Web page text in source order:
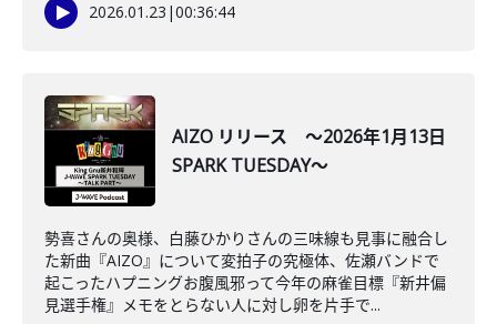
2026.01.23 |00:36:44
AIZO リリース ～2026年1月13日
SPARK TUESDAY～
勢喜さんの奥様、白藤ひかりさんの三味線も見事に融合し
た新曲『AIZO』について変拍子の究極体、佐瀬バンドで
起こったハプニングお腹風邪って今年の麻雀目標『新井偏
見選手権』メモをとらない人に対し卵を片手で...